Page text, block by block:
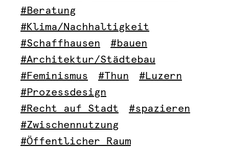
#Beratung
#Klima/Nachhaltigkeit
#Schaffhausen
#bauen
#Architektur/Städtebau
#Feminismus
#Thun
#Luzern
#Prozessdesign
#Recht auf Stadt
#spazieren
#Zwischennutzung
#Öffentlicher Raum